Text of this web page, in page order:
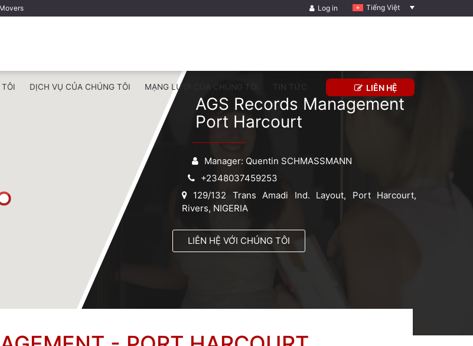
Tiếng Việt
Log in
DỊCH VỤ CỦA CHÚNG TÔI MẠNG LƯỚI CỦA CHÚNG TÔI TIN TỨC LIÊN HỆ
AGS Records Management
Port Harcourt
Manager: Quentin SCHMASSMANN
+2348037459253
129/132 Trans Amadi Ind. Layout, Port Harcourt,
Rivers, NIGERIA
LIÊN HỆ VỚI CHÚNG TÔI